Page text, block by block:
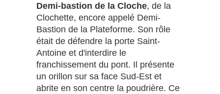
Demi-bastion de la Cloche, de la
Clochette, encore appelé Demi-
Bastion de la Plateforme. Son rôle
était de défendre la porte Saint-
Antoine et d'interdire le
franchissement du pont. Il présente
un orillon sur sa face Sud-Est et
abrite en son centre la poudrière. Ce